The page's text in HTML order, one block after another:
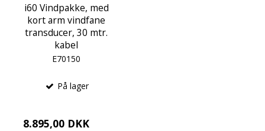
i60 Vindpakke, med
kort arm vindfane
transducer, 30 mtr.
kabel
E70150
På lager
8.895,00 DKK